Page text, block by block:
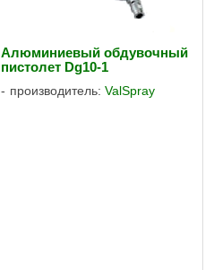
Алюминиевый обдувочный
пистолет Dg10-1
производитель: ValSpray